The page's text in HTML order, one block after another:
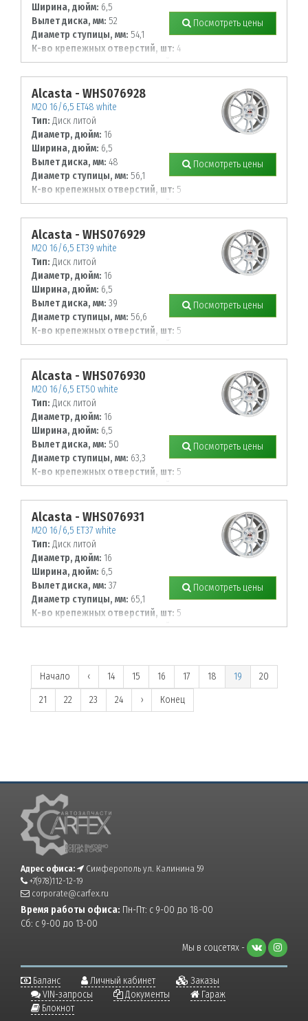
Ширина, дюйм: 6,5
Вылет диска, мм: 52
Диаметр ступицы, мм: 54,1
К-во крепежных отверстий, шт: 4
Диаметр располож. отверстий, мм:
100
Посмотреть цены
Alcasta - WHS076928
M20 16/6,5 ET48 white
Тип: Диск литой
Диаметр, дюйм: 16
Ширина, дюйм: 6,5
Вылет диска, мм: 48
Диаметр ступицы, мм: 56,1
К-во крепежных отверстий, шт: 5
Диаметр располож. отверстий, мм:
100
Посмотреть цены
Alcasta - WHS076929
M20 16/6,5 ET39 white
Тип: Диск литой
Диаметр, дюйм: 16
Ширина, дюйм: 6,5
Вылет диска, мм: 39
Диаметр ступицы, мм: 56,6
К-во крепежных отверстий, шт: 5
Диаметр располож. отверстий, мм:
105
Посмотреть цены
Alcasta - WHS076930
M20 16/6,5 ET50 white
Тип: Диск литой
Диаметр, дюйм: 16
Ширина, дюйм: 6,5
Вылет диска, мм: 50
Диаметр ступицы, мм: 63,3
К-во крепежных отверстий, шт: 5
Диаметр располож. отверстий, мм:
108
Посмотреть цены
Alcasta - WHS076931
M20 16/6,5 ET37 white
Тип: Диск литой
Диаметр, дюйм: 16
Ширина, дюйм: 6,5
Вылет диска, мм: 37
Диаметр ступицы, мм: 65,1
К-во крепежных отверстий, шт: 5
Диаметр располож. отверстий, мм:
Посмотреть цены
Начало ‹ 14 15 16 17 18 19
20
21
22 23 24 › Конец
Адрес офиса:
Симферополь ул. Калинина 59
+7(978)112-12-19
corporate@carfex.ru
Время работы офиса: Пн-Пт: с 9-00 до 18-00
Сб: с 9-00 до 13-00
Мы в соцсетях -
Баланс Личный кабинет
Заказы
VIN-запросы
Документы
Гараж
Блокнот